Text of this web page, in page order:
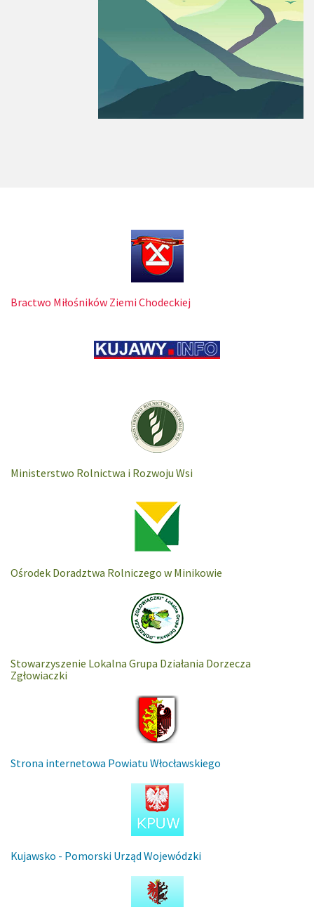
Bractwo Miłośników Ziemi Chodeckiej
Ministerstwo Rolnictwa i Rozwoju Wsi
Ośrodek Doradztwa Rolniczego w Minikowie
Stowarzyszenie Lokalna Grupa Działania Dorzecza
Zgłowiaczki
Strona internetowa Powiatu Włocławskiego
Kujawsko - Pomorski Urząd Wojewódzki